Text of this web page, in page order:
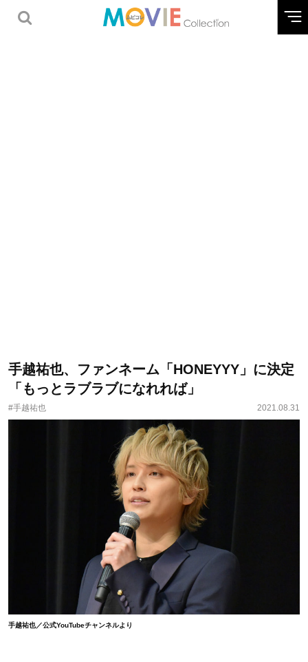
手越祐也、ファンネーム「HONEYYY」に決定
「もっとラブラブになれれば」
#手越祐也 2021.08.31
手越祐也／公式YouTubeチャンネルより